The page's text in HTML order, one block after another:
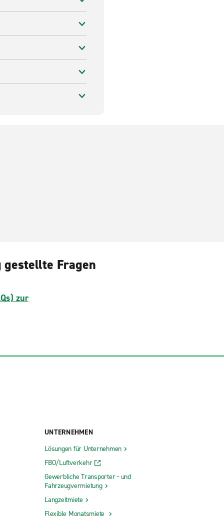
Fragen
zur
UNTERNEHMEN
Lösungen für Unternehmen
FBO/Luftverkehr
Gewerbliche Transporter - und
Fahrzeugvermietung
Langzeitmiete
Flexible Monatsmiete